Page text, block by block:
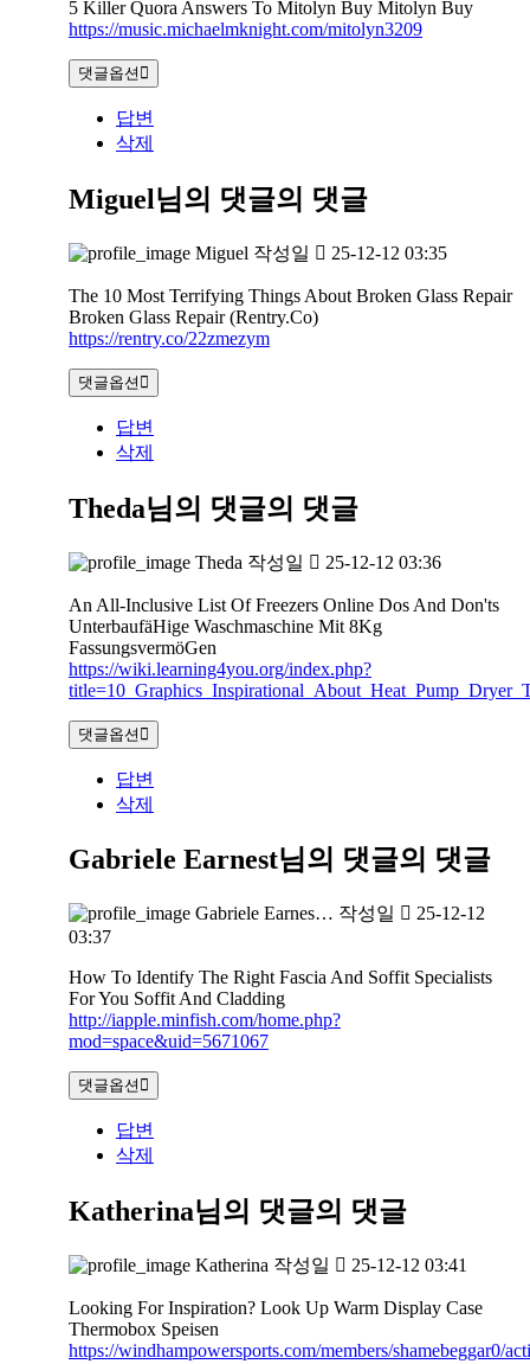
5 Killer Quora Answers To Mitolyn Buy Mitolyn Buy
https://music.michaelmknight.com/mitolyn3209
댓글옵션
답변
삭제
Miguel님의 댓글의 댓글
Miguel 작성일 25-12-12 03:35
The 10 Most Terrifying Things About Broken Glass Repair
Broken Glass Repair (Rentry.Co)
https://rentry.co/22zmezym
댓글옵션
답변
삭제
Theda님의 댓글의 댓글
Theda 작성일 25-12-12 03:36
An All-Inclusive List Of Freezers Online Dos And Don'ts
UnterbaufäHige Waschmaschine Mit 8Kg
FassungsvermöGen
https://wiki.learning4you.org/index.php?
댓글옵션
답변
삭제
Gabriele Earnest님의 댓글의 댓글
Gabriele Earnes… 작성일
25-12-12
03:37
How To Identify The Right Fascia And Soffit Specialists
For You Soffit And Cladding
http://iapple.minfish.com/home.php?
mod=space&uid=5671067
댓글옵션
답변
삭제
Katherina님의 댓글의 댓글
Katherina 작성일 25-12-12 03:41
Looking For Inspiration? Look Up Warm Display Case
Thermobox Speisen
https://windhampowersports.com/members/shamebeggar0/